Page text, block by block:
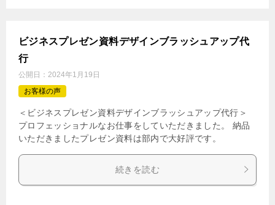
ビジネスプレゼン資料デザインブラッシュアップ代
行
公開日： 2024年1月19日
お客様の声
＜ビジネスプレゼン資料デザインブラッシュアップ代行＞
プロフェッショナルなお仕事をしていただきました。 納品
いただきましたプレゼン資料は部内で大好評です。
続きを読む